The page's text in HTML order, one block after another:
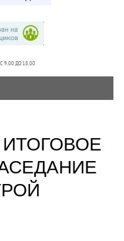
9.00 ДО 18.00